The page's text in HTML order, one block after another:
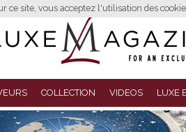
ce site, vous acceptez l'utilisation des
COLLECTION VIDEOS LUXE